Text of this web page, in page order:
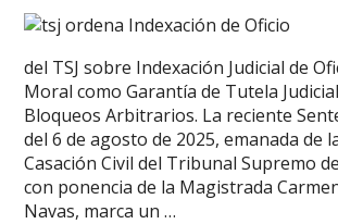
del TSJ sobre Indexación Judicial de
Moral como Garantía de Tutela
Bloqueos Arbitrarios. La reciente
del 6 de agosto de 2025, emanada de
Casación Civil del Tribunal Supremo
con ponencia de la Magistrada
Navas, marca un …